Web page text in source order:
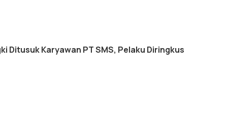
Ditusuk Karyawan PT SMS, Pelaku Diringkus